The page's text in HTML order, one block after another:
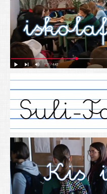
UNESCO Társult Iskola
Sportversenyek
Tanulmányi versenyek
Alapítványunk
Nyitva tartás
SZÜLŐKNEK
Google Tanterem,
Tanév rendje
Étkezés befizetése